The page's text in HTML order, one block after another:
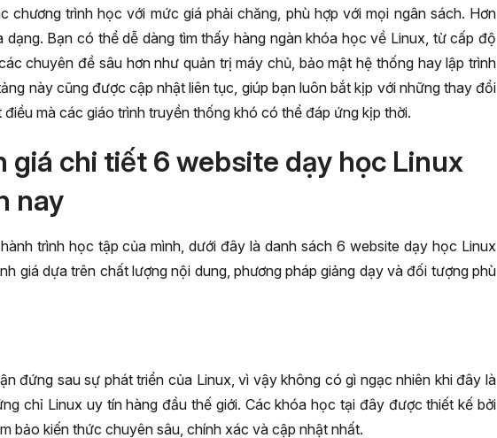
chương trình học với mức giá phải chăng, phù hợp với mọi ngân sách. Hơn
Bạn có thể dễ dàng tìm thấy hàng ngàn khóa học về Linux, từ cấp độ
chuyên đề sâu hơn như quản trị máy chủ, bảo mật hệ thống hay lập trình
này cũng được cập nhật liên tục, giúp bạn luôn bắt kịp với những thay đổi
mà các giáo trình truyền thống khó có thể đáp ứng kịp thời.
giá chi tiết 6 website dạy học Linux
nay
trình học tập của mình, dưới đây là danh sách 6 website dạy học Linux
giá dựa trên chất lượng nội dung, phương pháp giảng dạy và đối tượng phù
đứng sau sự phát triển của Linux, vì vậy không có gì ngạc nhiên khi đây là
chỉ Linux uy tín hàng đầu thế giới. Các khóa học tại đây được thiết kế bởi
bảo kiến thức chuyên sâu, chính xác và cập nhật nhất.